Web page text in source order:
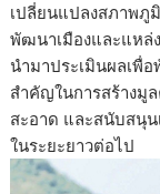
เปลี่ยนแปลงสภาพภู
พัฒนาเมืองและแหล่
นำมาประเมินผลเพื่
สำคัญในการสร้างมู
สะอาด และสนับสนุน
ในระยะยาวต่อไป